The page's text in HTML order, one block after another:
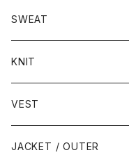
SWEAT
KNIT
VEST
JACKET / OUTER